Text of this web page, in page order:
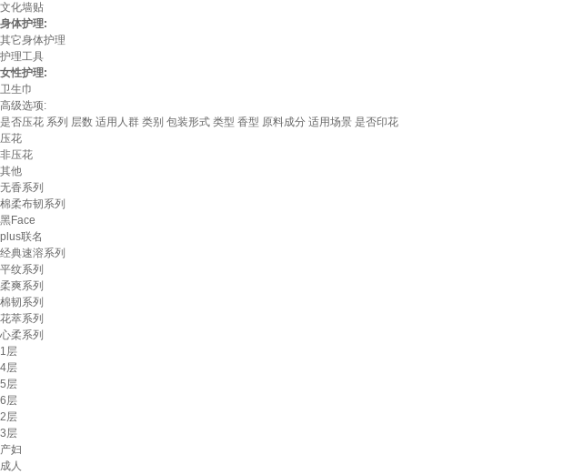
文化墙贴
身体护理:
其它身体护理
护理工具
女性护理:
卫生巾
高级选项:
是否压花 系列 层数 适用人群 类别 包装形式 类型 香型 原料成分 适用场景 是否印花
压花
非压花
其他
无香系列
棉柔布韧系列
黑Face
plus联名
经典速溶系列
平纹系列
柔爽系列
棉韧系列
花萃系列
心柔系列
1层
4层
5层
6层
2层
3层
产妇
成人